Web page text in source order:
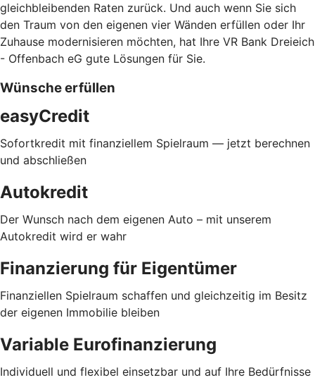
gleichbleibenden Raten zurück. Und auch wenn Sie sich
den Traum von den eigenen vier Wänden erfüllen oder Ihr
Zuhause modernisieren möchten, hat Ihre VR Bank Dreieich
- Offenbach eG gute Lösungen für Sie.
Wünsche erfüllen
easyCredit
Sofortkredit mit finanziellem Spielraum — jetzt berechnen
und abschließen
Autokredit
Der Wunsch nach dem eigenen Auto – mit unserem
Autokredit wird er wahr
Finanzierung für Eigentümer
Finanziellen Spielraum schaffen und gleichzeitig im Besitz
der eigenen Immobilie bleiben
Variable Eurofinanzierung
Individuell und flexibel einsetzbar und auf Ihre Bedürfnisse